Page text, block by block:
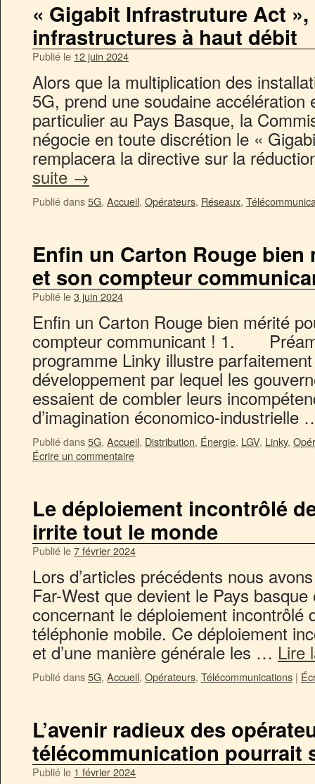
« Gigabit Infrastruture Act
infrastructures à haut débit
Publié le 12 juin 2024
Alors que la multiplication des
5G, prend une soudaine accélération
particulier au Pays Basque, la
négocie en toute discrétion le «
remplacera la directive sur la
suite →
Publié dans5G, Accueil, Opérateurs, Réseaux,
Enfin un Carton Rouge bien
et son compteur
Publié le3 juin 2024
Enfin un Carton Rouge bien mérité
compteur communicant ! 1.
programme Linky illustre
développement par lequel les
essaient de combler leurs
d’imagination économico-
Publié dans5G, Accueil, Distribution, Énergie, LGV, Linky,
Écrire un commentaire
Le déploiement incontrôlé
irrite tout le monde
Publié le7 février 2024
Lors d’articles précédents nous
Far-West que devient le Pays
concernant le déploiement incontrôlé
téléphonie mobile. Ce déploiement
et d’une manière générale les … Lire
Publié dans5G, Accueil, Opérateurs, Télécommunications |
L’avenir radieux des
télécommunication pourrait
Publié le 1 février 2024